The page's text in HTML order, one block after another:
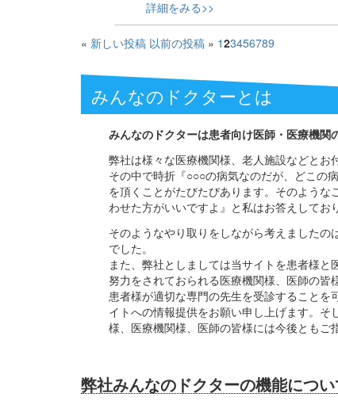
詳細をみる>>
« 新しい投稿 以前の投稿 » 123456789
みんなのドクターとは
みんなのドクターは患者向け医師・医療機関
弊社は様々な医療機関様、老人施設などとお
その中で時折『○○○の病気なのだが、どこの
を頂くことがたびたびあります。そのよう
わせた方がいいですよ』と私はお答えしてお
そのようなやり取りをしながら考えました
でした。
また、弊社としましては当サイトを患者様
努力をされておられる医療機関様、医師の皆
患者様が適切な専門の先生を受診すること
イトへの情報提供をお願い申し上げます。
様、医療機関様、医師の皆様には今後ともご
弊社みんなのドクターの機能につ